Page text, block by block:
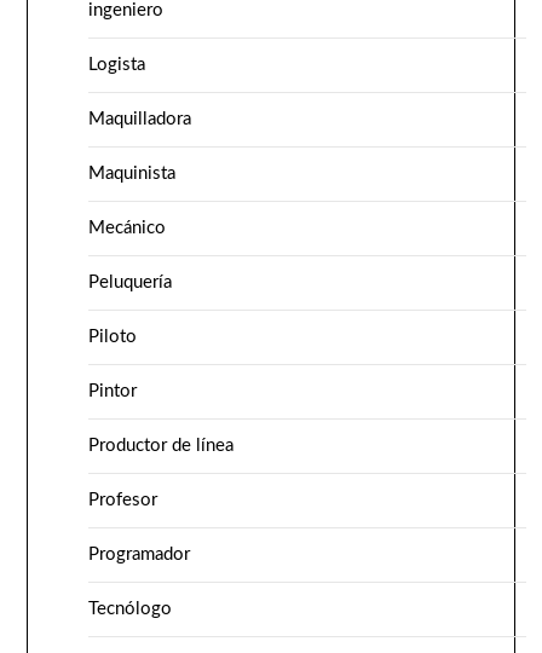
ingeniero
Logista
Maquilladora
Maquinista
Mecánico
Peluquería
Piloto
Pintor
Productor de línea
Profesor
Programador
Tecnólogo